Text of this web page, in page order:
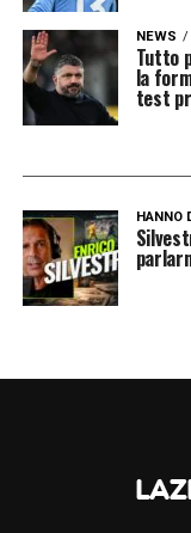
NEWS
Tutto
la
test
HANNO